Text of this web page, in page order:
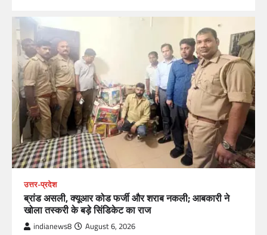
उत्तर-प्रदेश
ब्रांड असली, क्यूआर कोड फर्जी और शराब नकली; आबकारी ने
खोला तस्करी के बड़े सिंडिकेट का राज
indianews8 August 6, 2026